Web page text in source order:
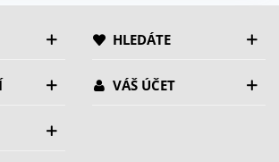
HLEDÁTE
VÁŠ ÚČET